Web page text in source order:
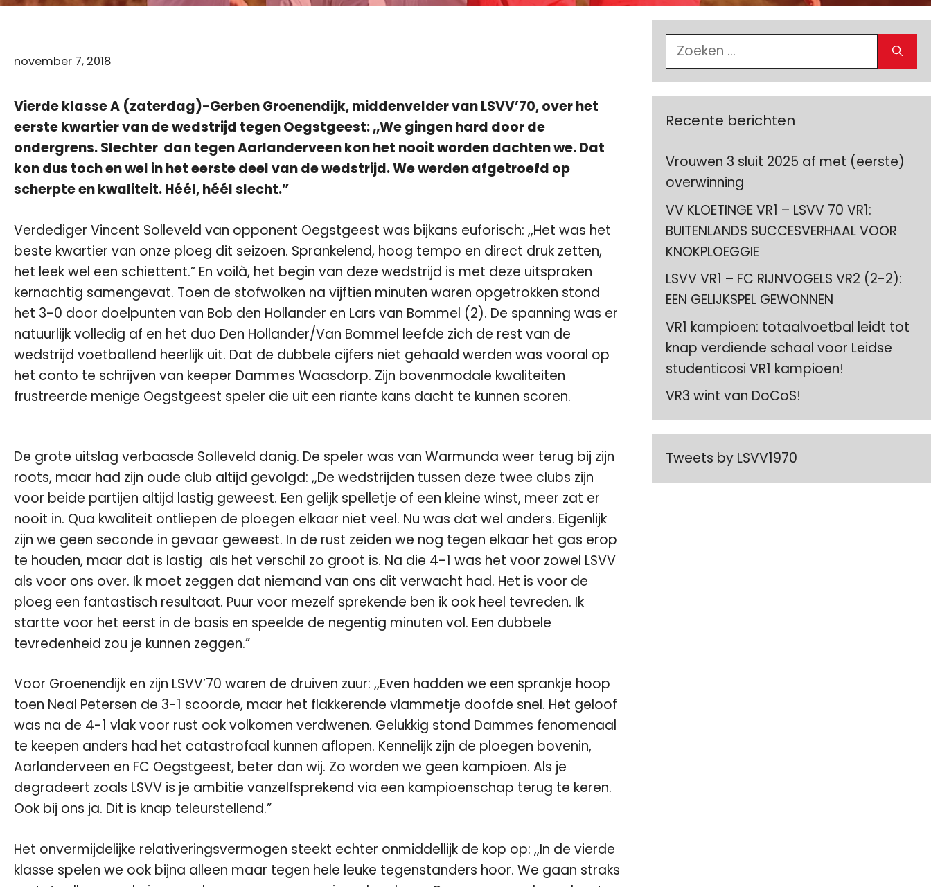
november 7, 2018
Vierde klasse A (zaterdag)-Gerben Groenendijk, middenvelder van LSVV’70, over het
eerste kwartier van de wedstrijd tegen Oegstgeest: ,,We gingen hard door de
ondergrens. Slechter dan tegen Aarlanderveen kon het nooit worden dachten we. Dat
kon dus toch en wel in het eerste deel van de wedstrijd. We werden afgetroefd op
scherpte en kwaliteit. Héél, héél slecht.”
Verdediger Vincent Solleveld van opponent Oegstgeest was bijkans euforisch: ,,Het was het
beste kwartier van onze ploeg dit seizoen. Sprankelend, hoog tempo en direct druk zetten,
het leek wel een schiettent.” En voilà, het begin van deze wedstrijd is met deze uitspraken
kernachtig samengevat. Toen de stofwolken na vijftien minuten waren opgetrokken stond
het 3-0 door doelpunten van Bob den Hollander en Lars van Bommel (2). De spanning was er
natuurlijk volledig af en het duo Den Hollander/Van Bommel leefde zich de rest van de
wedstrijd voetballend heerlijk uit. Dat de dubbele cijfers niet gehaald werden was vooral op
het conto te schrijven van keeper Dammes Waasdorp. Zijn bovenmodale kwaliteiten
frustreerde menige Oegstgeest speler die uit een riante kans dacht te kunnen scoren.
De grote uitslag verbaasde Solleveld danig. De speler was van Warmunda weer terug bij zijn
roots, maar had zijn oude club altijd gevolgd: ,,De wedstrijden tussen deze twee clubs zijn
voor beide partijen altijd lastig geweest. Een gelijk spelletje of een kleine winst, meer zat er
nooit in. Qua kwaliteit ontliepen de ploegen elkaar niet veel. Nu was dat wel anders. Eigenlijk
zijn we geen seconde in gevaar geweest. In de rust zeiden we nog tegen elkaar het gas erop
te houden, maar dat is lastig als het verschil zo groot is. Na die 4-1 was het voor zowel LSVV
als voor ons over. Ik moet zeggen dat niemand van ons dit verwacht had. Het is voor de
ploeg een fantastisch resultaat. Puur voor mezelf sprekende ben ik ook heel tevreden. Ik
startte voor het eerst in de basis en speelde de negentig minuten vol. Een dubbele
tevredenheid zou je kunnen zeggen.”
Voor Groenendijk en zijn LSVV’70 waren de druiven zuur: ,,Even hadden we een sprankje hoop
toen Neal Petersen de 3-1 scoorde, maar het flakkerende vlammetje doofde snel. Het geloof
was na de 4-1 vlak voor rust ook volkomen verdwenen. Gelukkig stond Dammes fenomenaal
te keepen anders had het catastrofaal kunnen aflopen. Kennelijk zijn de ploegen bovenin,
Aarlanderveen en FC Oegstgeest, beter dan wij. Zo worden we geen kampioen. Als je
degradeert zoals LSVV is je ambitie vanzelfsprekend via een kampioenschap terug te keren.
Ook bij ons ja. Dit is knap teleurstellend.”
Het onvermijdelijke relativeringsvermogen steekt echter onmiddellijk de kop op: ,,In de vierde
klasse spelen we ook bijna alleen maar tegen hele leuke tegenstanders hoor. We gaan straks
Zoek
naar:
Recente berichten
Vrouwen 3 sluit 2025 af met (eerste)
overwinning
VV KLOETINGE VR1 – LSVV 70 VR1:
BUITENLANDS SUCCESVERHAAL VOOR
KNOKPLOEGGIE
LSVV VR1 – FC RIJNVOGELS VR2 (2-2):
EEN GELIJKSPEL GEWONNEN
VR1 kampioen: totaalvoetbal leidt tot
knap verdiende schaal voor Leidse
studenticosi VR1 kampioen!
VR3 wint van DoCoS!
Tweets by LSVV1970